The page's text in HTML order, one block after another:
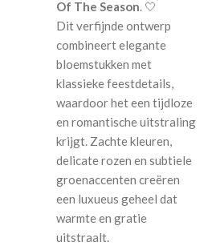
Of The Season. 🤍
Dit verfijnde ontwerp
combineert elegante
bloemstukken met
klassieke feestdetails,
waardoor het een tijdloze
en romantische uitstraling
krijgt. Zachte kleuren,
delicate rozen en subtiele
groenaccenten creëren
een luxueus geheel dat
warmte en gratie
uitstraalt.